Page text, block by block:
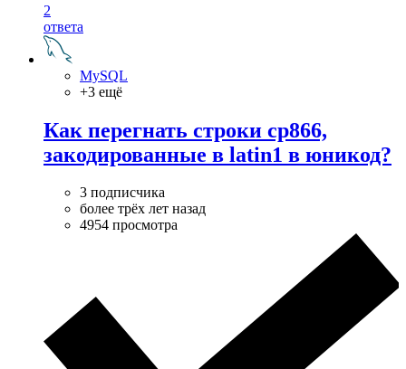
2
ответа
MySQL
+3 ещё
Как перегнать строки cp866,
закодированные в latin1 в юникод?
3 подписчика
более трёх лет назад
4954 просмотра